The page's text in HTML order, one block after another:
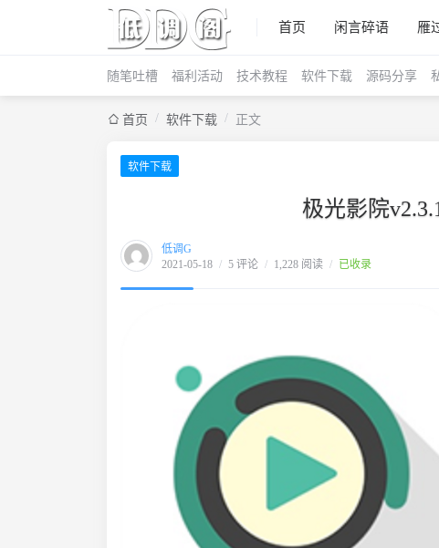
首页 闲言碎语 雁
随笔吐槽 福利活动 技术教程 软件下载 源码分享
首页 / 软件下载 / 正文
软件下载
极光影院
低调G
2021-05-18 / 5 评论 / 1,228 阅读 / 已收录